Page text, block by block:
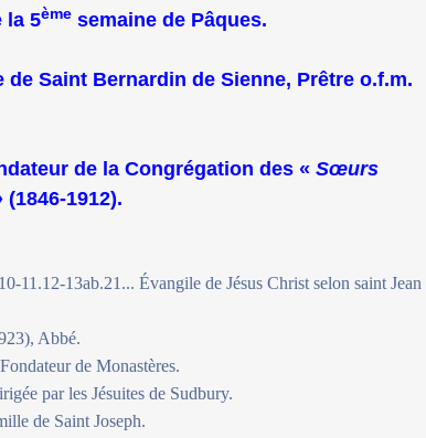
la 5ème semaine de Pâques.
Saint Bernardin de Sienne, Prêtre o.f.m.
de la Congrégation des «Sœurs
(1846-1912).
11.12-13ab.21... Évangile de Jésus Christ selon saint Jean
Abbé.
de Monastères.
par les Jésuites de Sudbury.
de Saint Joseph.